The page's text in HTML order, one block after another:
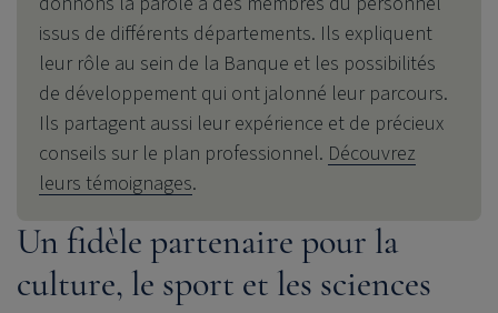
issus de différents départements. Ils expliquent
leur rôle au sein de la Banque et les possibilités
de développement qui ont jalonné leur parcours.
Ils partagent aussi leur expérience et de précieux
conseils sur le plan professionnel. Découvrez
leurs témoignages.
Un fidèle partenaire pour la
culture, le sport et les sciences